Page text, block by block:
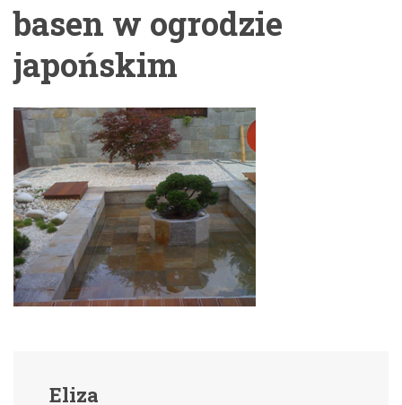
basen w ogrodzie
japońskim
Eliza